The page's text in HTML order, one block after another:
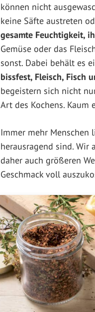
können nicht
keine Säfte austreten
gesamte Feuchtigkeit,
Gemüse oder das
sonst. Dabei behält es
bissfest, Fleisch, Fisch
begeistern sich nicht
Art des Kochens. Kaum
Immer mehr Menschen
herausragend sind.
daher auch größeren
Geschmack voll